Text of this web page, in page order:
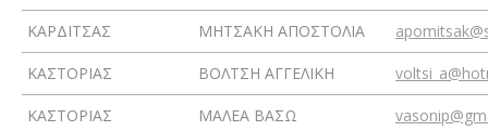
ΚΑΡΔΙΤΣΑΣ ΜΗΤΣΑΚΗ ΑΠΟΣΤΟΛΙΑ
ΚΑΣΤΟΡΙΑΣ ΒΟΛΤΣΗ ΑΓΓΕΛΙΚΗ
ΚΑΣΤΟΡΙΑΣ ΜΑΛΕΑ ΒΑΣΩ